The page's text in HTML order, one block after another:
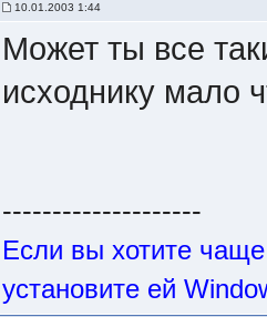
10.01.2003 1:44
Может ты все
исходнику мало
--------------------
Если вы хотите
установите ей